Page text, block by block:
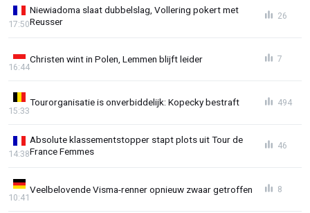
Niewiadoma slaat dubbelslag, Vollering pokert met
Reusser
17:50
26
Christen wint in Polen, Lemmen blijft leider
16:44
7
Tourorganisatie is onverbiddelijk: Kopecky bestraft
15:33
494
Absolute klassementstopper stapt plots uit Tour de
France Femmes
14:38
46
Veelbelovende Visma-renner opnieuw zwaar getroffen
10:41
8